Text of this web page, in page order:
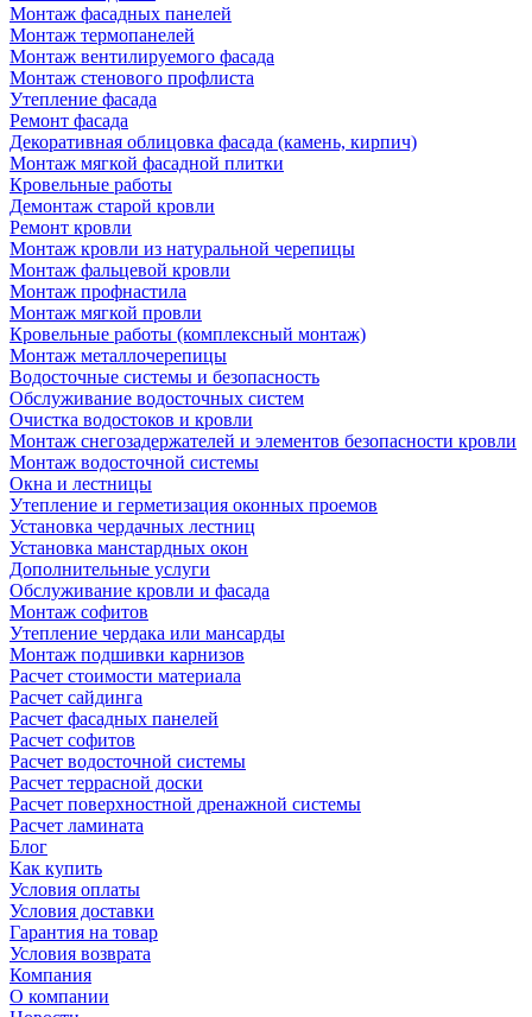
Монтаж фасадных панелей
Монтаж термопанелей
Монтаж вентилируемого фасада
Монтаж стенового профлиста
Утепление фасада
Ремонт фасада
Декоративная облицовка фасада (камень, кирпич)
Монтаж мягкой фасадной плитки
Кровельные работы
Демонтаж старой кровли
Ремонт кровли
Монтаж кровли из натуральной черепицы
Монтаж фальцевой кровли
Монтаж профнастила
Монтаж мягкой провли
Кровельные работы (комплексный монтаж)
Монтаж металлочерепицы
Водосточные системы и безопасность
Обслуживание водосточных систем
Очистка водостоков и кровли
Монтаж снегозадержателей и элементов безопасности кровли
Монтаж водосточной системы
Окна и лестницы
Утепление и герметизация оконных проемов
Установка чердачных лестниц
Установка манстардных окон
Дополнительные услуги
Обслуживание кровли и фасада
Монтаж софитов
Утепление чердака или мансарды
Монтаж подшивки карнизов
Расчет стоимости материала
Расчет сайдинга
Расчет фасадных панелей
Расчет софитов
Расчет водосточной системы
Расчет террасной доски
Расчет поверхностной дренажной системы
Расчет ламината
Блог
Как купить
Условия оплаты
Условия доставки
Гарантия на товар
Условия возврата
Компания
О компании